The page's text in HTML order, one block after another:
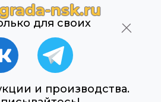
nsk.ru
для своих
и производства.